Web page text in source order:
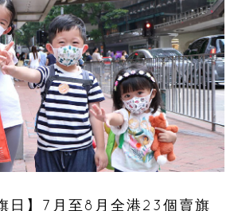
日】7月至8月全港23個賣旗